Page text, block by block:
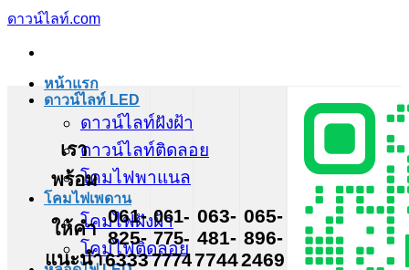
ข้าม
เนื้อหา
ดาวน์ไลท์.com
หน้าแรก
ดาวน์ไลท์ LED
ดาวน์ไลท์ฝังฝ้า
ดาวน์ไลท์ติดลอย
โคมไฟพาแนล
โคมไฟเพดาน
โคมไฟฝังฝ้า
โคมไฟติดลอย
เรา
พร้อม
ให้คำ
แนะนำ
061-
825-
6333
061-
775-
7774
063-
481-
7744
065-
896-
2469